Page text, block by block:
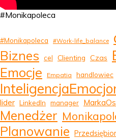
#Monikapoleca
#Monikapoleca #Work-life_balance
Biznes cel Clienting Czas
Emocje Empatia handlowiec
lider LinkedIn manager
Menedżer
Planowanie